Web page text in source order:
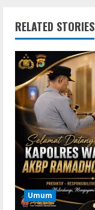
RELATED STORIES
Umum